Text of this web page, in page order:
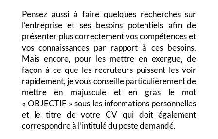
Pensez aussi à faire quelques recherches sur
l’entreprise et ses besoins potentiels afin de
présenter plus correctement vos compétences et
vos connaissances par rapport à ces besoins.
Mais encore, pour les mettre en exergue, de
façon à ce que les recruteurs puissent les voir
rapidement, je vous conseille particulièrement de
mettre en majuscule et en gras le mot
« OBJECTIF » sous les informations personnelles
et le titre de votre CV qui doit également
correspondre à l’intitulé du poste demandé.